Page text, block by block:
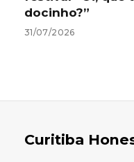
docinho?”
31/07/2026
Curitiba